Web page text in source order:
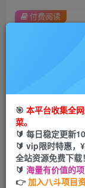
此内容为付费阅
付费阅读
🎯 本平台收集全
菜。
🔰 每日稳定更新
🔰 vip限时特惠，
全站资源免费下载！
🔰 海量有价值的
👉加入八斗项目